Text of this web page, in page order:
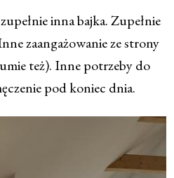
inna bajka. Zupełnie
zaangażowanie ze strony
też). Inne potrzeby do
pod koniec dnia.